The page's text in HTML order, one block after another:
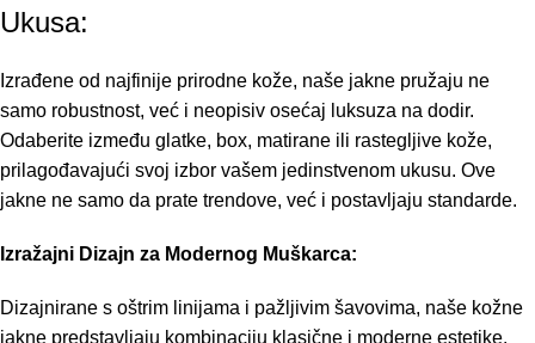
Ukusa:
Izrađene od najfinije prirodne kože, naše jakne pružaju ne
samo robustnost, već i neopisiv osećaj luksuza na dodir.
Odaberite između glatke, box, matirane ili rastegljive kože,
prilagođavajući svoj izbor vašem jedinstvenom ukusu. Ove
jakne ne samo da prate trendove, već i postavljaju standarde.
Izražajni Dizajn za Modernog Muškarca:
Dizajnirane s oštrim linijama i pažljivim šavovima, naše kožne
jakne predstavljaju kombinaciju klasične i moderne estetike.